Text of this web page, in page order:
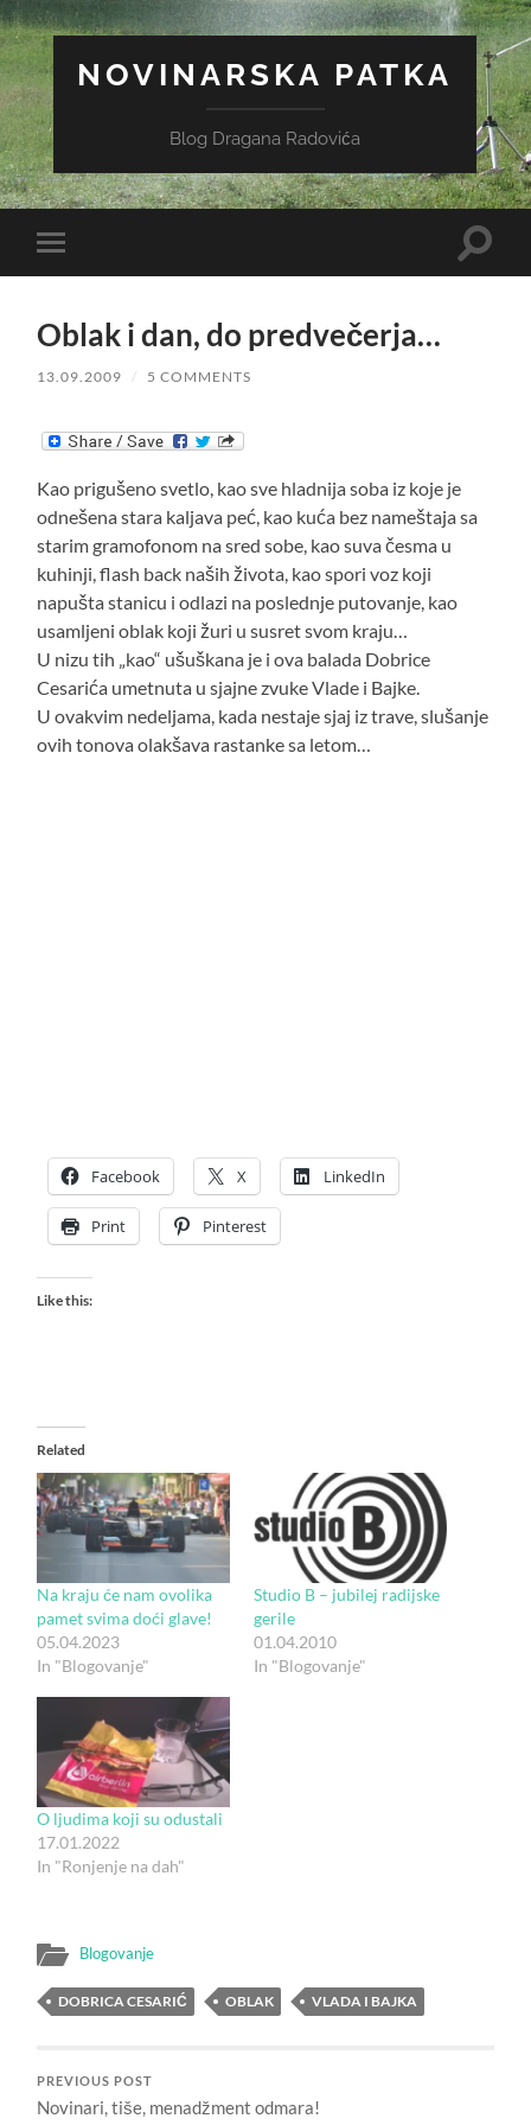
NOVINARSKA PATKA
Blog Dragana Radovića
Toggle
mobile
Toggle
Oblak i dan, do predvečerja…
13.09.2009 / 5 COMMENTS
Kao prigušeno svetlo, kao sve hladnija soba iz koje je
odnešena stara kaljava peć, kao kuća bez nameštaja sa
starim gramofonom na sred sobe, kao suva česma u
kuhinji, flash back naših života, kao spori voz koji
napušta stanicu i odlazi na poslednje putovanje, kao
usamljeni oblak koji žuri u susret svom kraju…
U nizu tih „kao“ ušuškana je i ova balada Dobrice
Cesarića umetnuta u sjajne zvuke Vlade i Bajke.
U ovakvim nedeljama, kada nestaje sjaj iz trave, slušanje
ovih tonova olakšava rastanke sa letom…
Facebook X LinkedIn
Print Pinterest
Like this:
Related
Na kraju će nam ovolika
pamet svima doći glave!
05.04.2023
In "Blogovanje"
Studio B – jubilej radijske
gerile
01.04.2010
In "Blogovanje"
O ljudima koji su odustali
17.01.2022
In "Ronjenje na dah"
Blogovanje
DOBRICA CESARIĆ OBLAK VLADA I BAJKA
PREVIOUS POST
Novinari, tiše, menadžment odmara!